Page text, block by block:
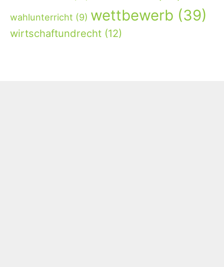
wahlunterricht (9) wettbewerb (39)
wirtschaftundrecht (12)